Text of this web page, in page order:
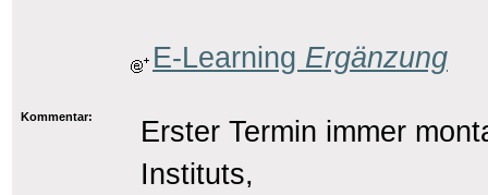
E-Learning Ergänzung
Kommentar:
Erster Termin immer
Instituts,